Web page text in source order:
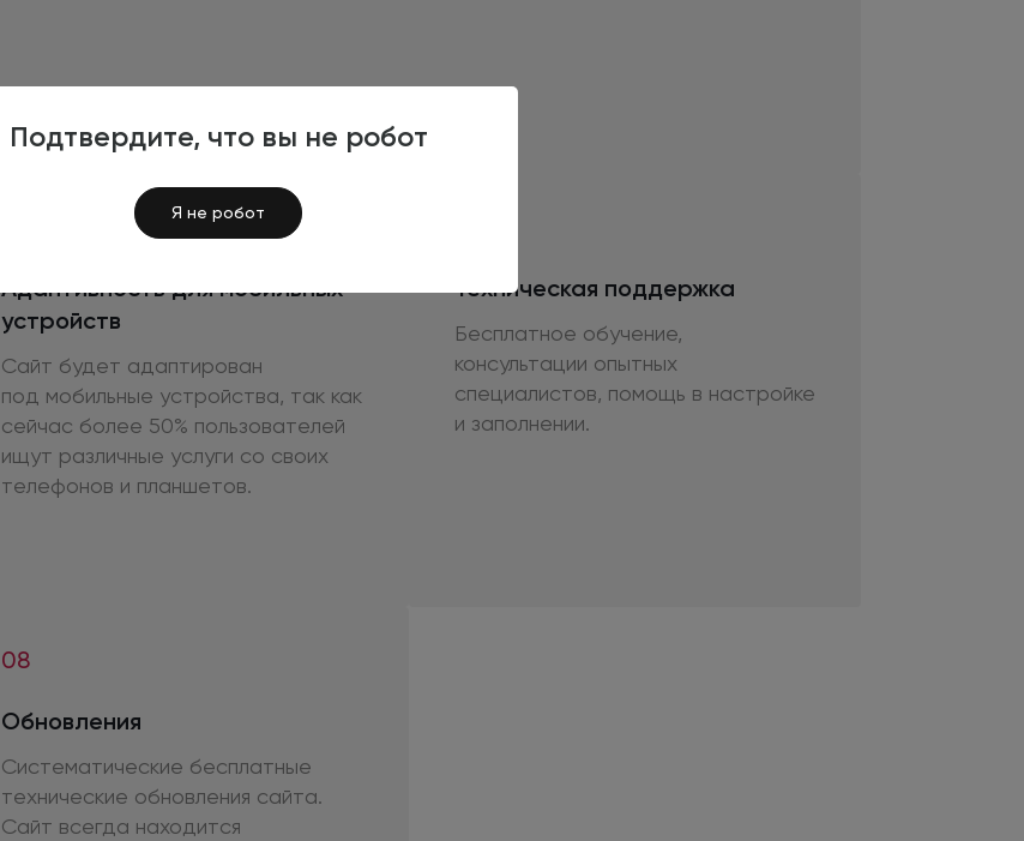
Подтвердите, что вы не робот
Я не робот
Адаптивностьдля мобильных
устройств
Сайт будет адаптирован
под мобильные устройства, так как
сейчас более 50% пользователей
ищут различные услуги со своих
телефонов и планшетов.
Техническая поддержка
Бесплатное обучение,
консультации опытных
специалистов, помощь в настройке
и заполнении.
08
Обновления
Систематические бесплатные
технические обновления сайта.
Сайт всегда находится